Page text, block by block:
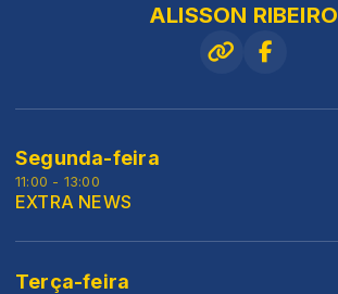
ALISSON RIBEIRO
Segunda-feira
11:00 - 13:00
EXTRA NEWS
Terça-feira